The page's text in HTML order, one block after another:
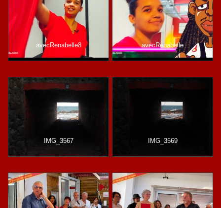
avecRenabelle8 avecRenabelle
IMG_3567 IMG_3569